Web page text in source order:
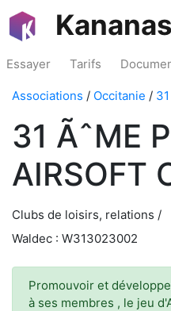
Kananas
Essayer Tarifs
Associations / Occitanie / 31
31 ÃˆME
AIRSOFT
Clubs de loisirs, relations /
Waldec : W313023002
Promouvoir et
à ses membres , le jeu